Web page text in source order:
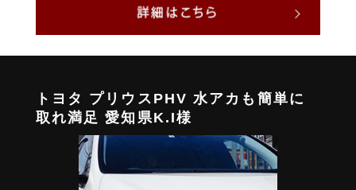
トヨタ プリウスPHV 水アカも簡単に
取れ満足 愛知県K.I様